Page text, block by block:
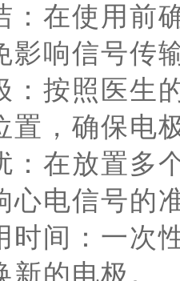
：在使用前
影响信号传
：按照医生
置，确保电
：在放置多
心电信号的
时间：一次
的电极。